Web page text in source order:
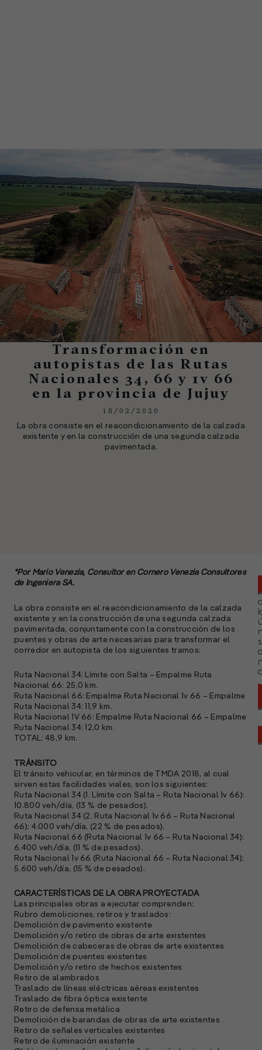
Transformación en
autopistas de las Rutas
Nacionales 34, 66 y 1v 66
en la provincia de Jujuy
18/02/2020
La obra consiste en el reacondicionamiento de la calzada
existente y en la construcción de una segunda calzada
pavimentada.
*Por Mario Venezia, Consultor en Cornero Venezia Consultores
de Ingeniera SA.
La obra consiste en el reacondicionamiento de la calzada
existente y en la construcción de una segunda calzada
pavimentada, conjuntamente con la construcción de los
puentes y obras de arte necesarias para transformar el
corredor en autopista de los siguientes tramos:
Ruta Nacional 34: Límite con Salta – Empalme Ruta
Nacional 66: 25,0 km.
Ruta Nacional 66: Empalme Ruta Nacional 1v 66 – Empalme
Ruta Nacional 34: 11,9 km.
Ruta Nacional 1V 66: Empalme Ruta Nacional 66 – Empalme
Ruta Nacional 34: 12,0 km.
TOTAL: 48,9 km.
TRÁNSITO
El tránsito vehicular, en términos de TMDA 2018, al cual
sirven estas facilidades viales, son los siguientes:
Ruta Nacional 34 (1. Límite con Salta – Ruta Nacional 1v 66):
10.800 veh/día, (13 % de pesados).
Ruta Nacional 34 (2. Ruta Nacional 1v 66 – Ruta Nacional
66): 4.000 veh/día, (22 % de pesados).
Ruta Nacional 66 (Ruta Nacional 1v 66 – Ruta Nacional 34):
6.400 veh/día, (11 % de pesados).
Ruta Nacional 1v 66 (Ruta Nacional 66 – Ruta Nacional 34):
5.600 veh/día, (15 % de pesados).
CARACTERÍSTICAS DE LA OBRA PROYECTADA
Las principales obras a ejecutar comprenden:
Rubro demoliciones, retiros y traslados:
Demolición de pavimento existente
Demolición y/o retiro de obras de arte existentes
Demolición de cabeceras de obras de arte existentes
Demolición de puentes existentes
Demolición y/o retiro de hechos existentes
Retiro de alambrados
Traslado de líneas eléctricas aéreas existentes
Traslado de fibra óptica existente
Retiro de defensa metálica
Demolición de barandas de obras de arte existentes
Retiro de señales verticales existentes
Retiro de iluminación existente